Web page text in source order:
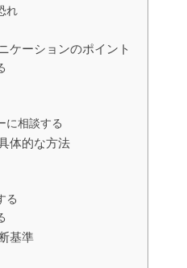
れ
ケーションのポイント
に相談する
体的な方法
る
基準